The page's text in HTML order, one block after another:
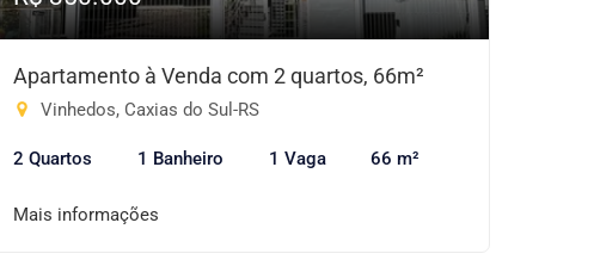
Apartamento à Venda com 2 quartos, 66m²
Vinhedos, Caxias do Sul-RS
2 Quartos 1 Banheiro 1 Vaga 66 m²
Mais informações